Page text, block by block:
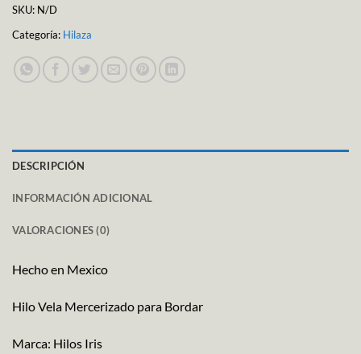
SKU: N/D
Categoría: Hilaza
DESCRIPCIÓN
INFORMACIÓN ADICIONAL
VALORACIONES (0)
Hecho en Mexico
Hilo Vela Mercerizado para Bordar
Marca: Hilos Iris